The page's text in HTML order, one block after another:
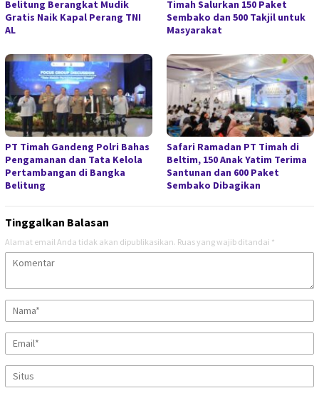
Belitung Berangkat Mudik
Gratis Naik Kapal Perang TNI
AL
Timah Salurkan 150 Paket
Sembako dan 500 Takjil untuk
Masyarakat
PT Timah Gandeng Polri Bahas
Pengamanan dan Tata Kelola
Pertambangan di Bangka
Belitung
Safari Ramadan PT Timah di
Beltim, 150 Anak Yatim Terima
Santunan dan 600 Paket
Sembako Dibagikan
Tinggalkan Balasan
Alamat email Anda tidak akan dipublikasikan. Ruas yang wajib ditandai *